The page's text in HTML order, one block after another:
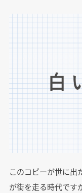
このコピーが世に出
が街を走る時代です